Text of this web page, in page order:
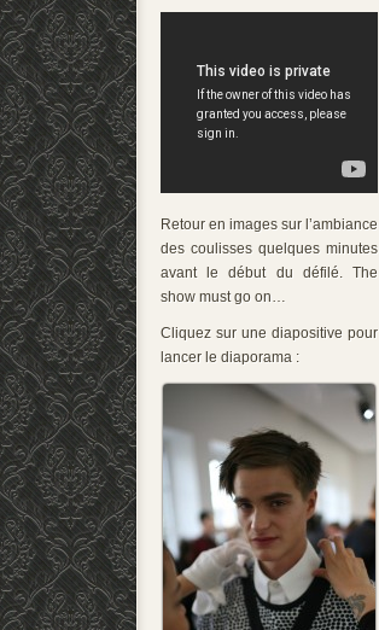
Retour en images sur l’ambiance
des coulisses quelques minutes
avant le début du défilé. The
show must go on…
Cliquez sur une diapositive pour
lancer le diaporama :